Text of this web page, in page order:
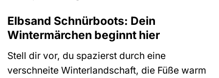
Elbsand Schnürboots: Dein
Wintermärchen beginnt hier
Stell dir vor, du spazierst durch eine
verschneite Winterlandschaft, die Füße warm